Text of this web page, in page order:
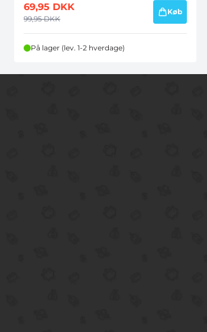
69,95 DKK
99,95DKK
Køb
På lager (lev. 1-2 hverdage)